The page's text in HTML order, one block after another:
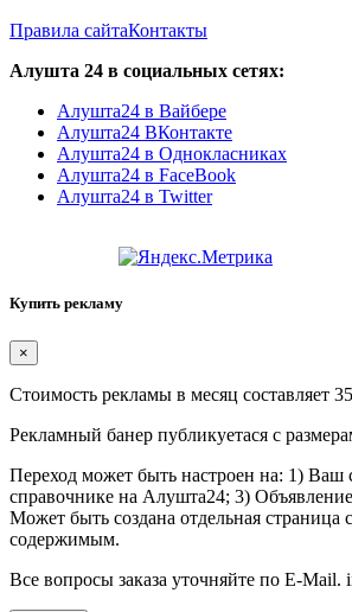
Правила сайтаКонтакты
Алушта 24 в социальных сетях:
Алушта24 в Вайбере
Алушта24 ВКонтакте
Алушта24 в Однокласниках
Алушта24 в FaceBook
Алушта24 в Twitter
Купить рекламу
×
Стоимость рекламы в месяц составляет
Рекламный банер публикуетася с
Переход может быть настроен на: 1) Ваш
справочнике на Алушта24; 3)
Может быть создана отдельная
содержимым.
Все вопросы заказа уточняйте по E-Mail.